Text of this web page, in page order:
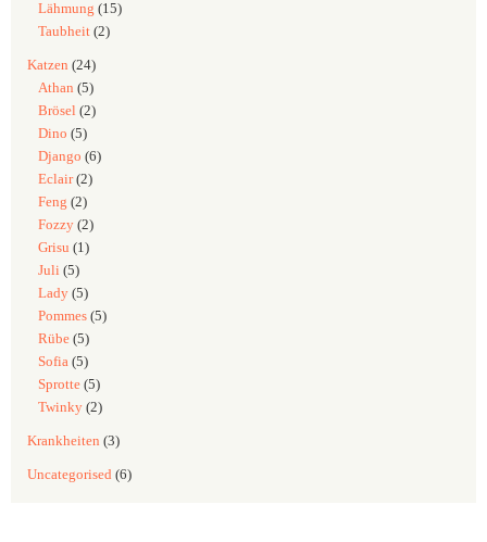
Lähmung (15)
Taubheit (2)
Katzen (24)
Athan (5)
Brösel (2)
Dino (5)
Django (6)
Eclair(2)
Feng (2)
Fozzy (2)
Grisu (1)
Juli (5)
Lady (5)
Pommes (5)
Rübe (5)
Sofia (5)
Sprotte (5)
Twinky (2)
Krankheiten (3)
Uncategorised (6)